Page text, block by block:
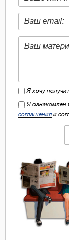
Я хочу
Я ознакомлен
соглашения и